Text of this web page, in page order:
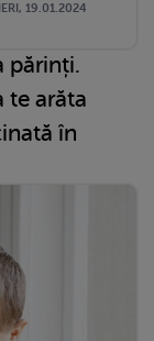
19.01.2024
părinți.
te arăta
în